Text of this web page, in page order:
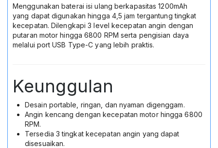
Sekolah
Outdoor
Garansi
Resmi
Menggunakan baterai isi ulang berkapasitas 1200mAh
yang dapat digunakan hingga 4,5 jam tergantung tingkat
kecepatan. Dilengkapi 3 level kecepatan angin dengan
putaran motor hingga 6800 RPM serta pengisian daya
melalui port USB Type-C yang lebih praktis.
Keunggulan
Desain portable, ringan, dan nyaman digenggam.
Angin kencang dengan kecepatan motor hingga 6800
RPM.
Tersedia 3 tingkat kecepatan angin yang dapat
disesuaikan.